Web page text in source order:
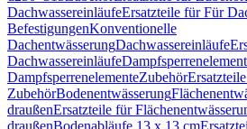
DachwassereinläufeErsatzteile für Für
BefestigungenKonventionelle
DachentwässerungDachwassereinläufe
Dachwassereinläufe
DampfsperrenelementeZubehör
ZubehörBodenentwässerung
draußenErsatzteile für
draußenBodenabläufe 13 x 13 cm